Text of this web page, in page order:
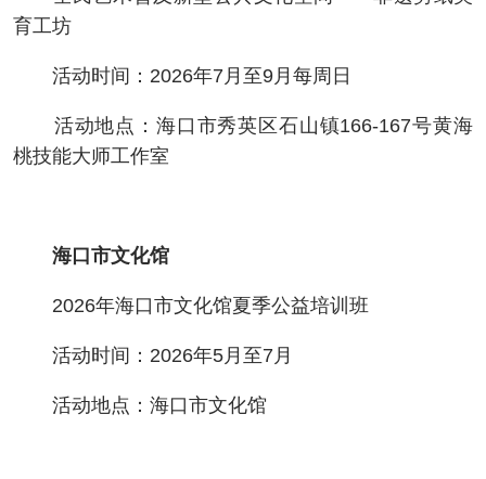
育工坊
活动时间：2026年7月至9月每周日
活动地点：海口市秀英区石山镇166-167号黄海
桃技能大师工作室
海口市文化馆
2026年海口市文化馆夏季公益培训班
活动时间：2026年5月至7月
活动地点：海口市文化馆